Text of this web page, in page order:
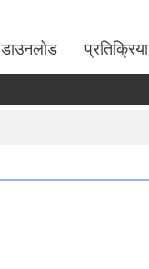
डाउनलोड प्रतिक्रिया